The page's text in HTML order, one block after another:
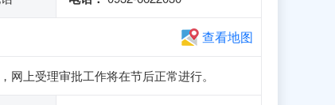
查看地图
上受理审批工作将在节后正常进行。